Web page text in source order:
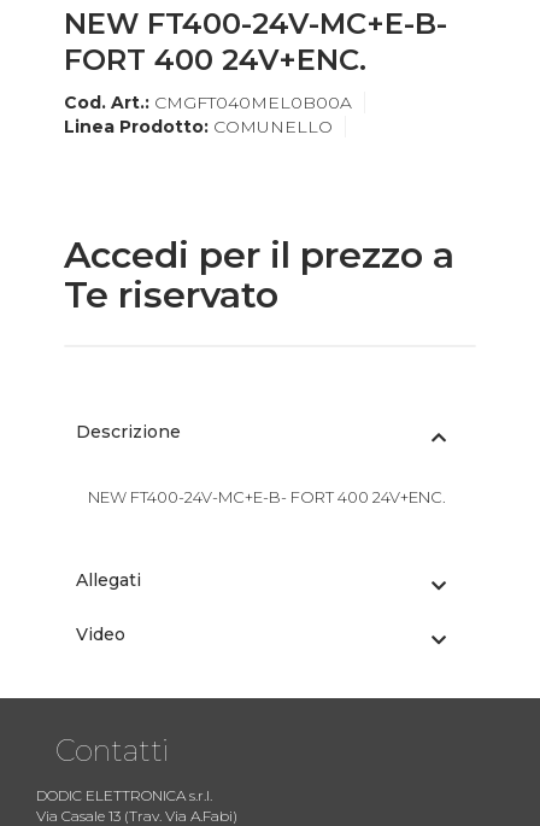
NEW FT400-24V-MC+E-B-
FORT 400 24V+ENC.
Cod. Art.: CMGFT040MEL0B00A
Linea Prodotto: COMUNELLO
Accedi per il prezzo a
Te riservato
Descrizione
NEW FT400-24V-MC+E-B- FORT 400 24V+ENC.
Allegati
Video
Contatti
DODIC ELETTRONICA s.r.l.
Via Casale 13 (Trav. Via A.Fabi)